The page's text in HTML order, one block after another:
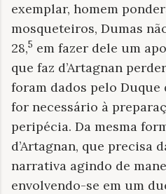
exemplar, homem
mosqueteiros, Dumas
28,5 em fazer dele um
que faz d’Artagnan
foram dados pelo Duque
for necessário à
peripécia. Da mesma
d’Artagnan, que precisa
narrativa agindo de
envolvendo-se em um